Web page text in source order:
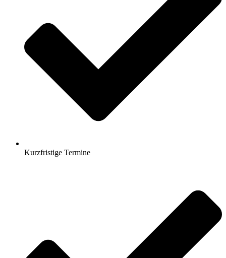
Kurzfristige Termine